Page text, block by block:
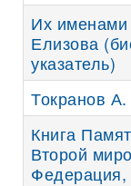
Их
Елизова
указатель)
Токранов
Книга
Второй
Федерация,